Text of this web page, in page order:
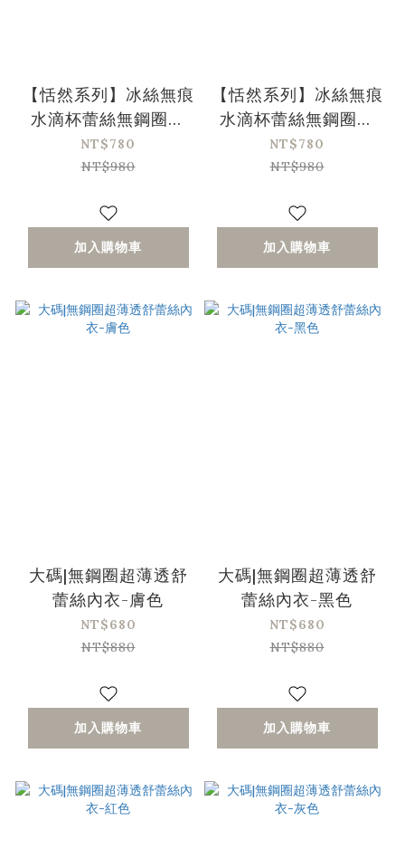
【恬然系列】冰絲無痕
水滴杯蕾絲無鋼圈內
衣-膚色
NT$780
NT$980
加入購物車
【恬然系列】冰絲無痕
水滴杯蕾絲無鋼圈內
衣-橘色
NT$780
NT$980
加入購物車
大碼|無鋼圈超薄透舒
蕾絲內衣-膚色
NT$680
NT$880
加入購物車
大碼|無鋼圈超薄透舒
蕾絲內衣-黑色
NT$680
NT$880
加入購物車